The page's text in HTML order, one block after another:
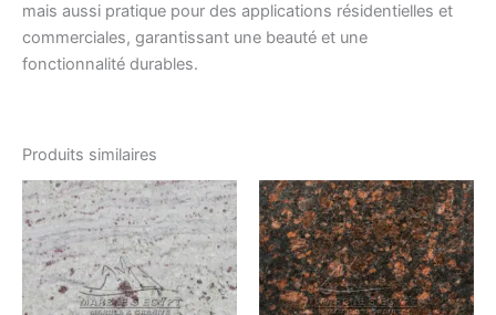
mais aussi pratique pour des applications résidentielles et
commerciales, garantissant une beauté et une
fonctionnalité durables.
Produits similaires